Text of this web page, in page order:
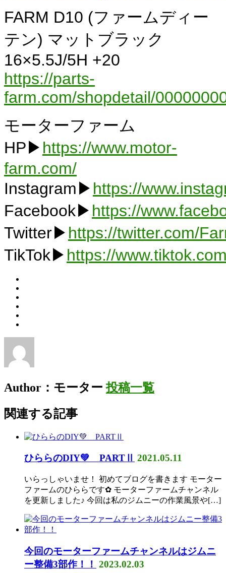
FARM D10 (ファームディー
テン) マットブラック
16×5.5J/5H +20
https://parts-
farm.com/shopdetail/
モーターファーム
HP▶ https://www.motor-
farm.com/
Instagram▶ https://
Facebook▶ https://
Twitter▶ https://twitter.com/
TikTok▶ https://
Author：モーター投稿一覧
関連する記事
ひららのDIY💚 PARTⅡ 2021.05.11
いらっしゃいませ！ 初めてブログを書きます モーター
ファームのひららです✿ モーターファームチャンネル
を更新しました♪ 今回は私のジムニーの作業風景や[…]
今回のモーターファームチャンネルはジムニ
ー整備3部作！！ 2023.02.03